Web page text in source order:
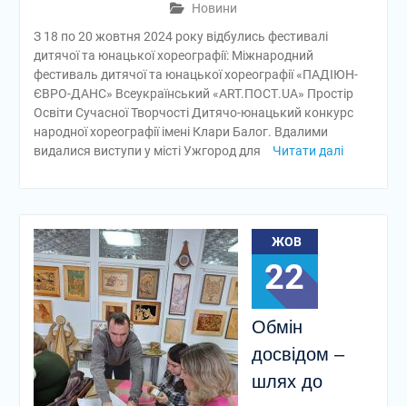
Новини
З 18 по 20 жовтня 2024 року відбулись фестивалі
дитячої та юнацької хореографії: Міжнародний
фестиваль дитячої та юнацької хореографії «ПАДІЮН-
ЄВРО-ДАНС» Всеукраїнський «ART.ПОСТ.UA» Простір
Освіти Сучасної Творчості Дитячо-юнацький конкурс
народної хореографії імені Клари Балог. Вдалими
видалися виступи у місті Ужгород для
Читати далі
ЖОВ
22
Обмін
досвідом –
шлях до